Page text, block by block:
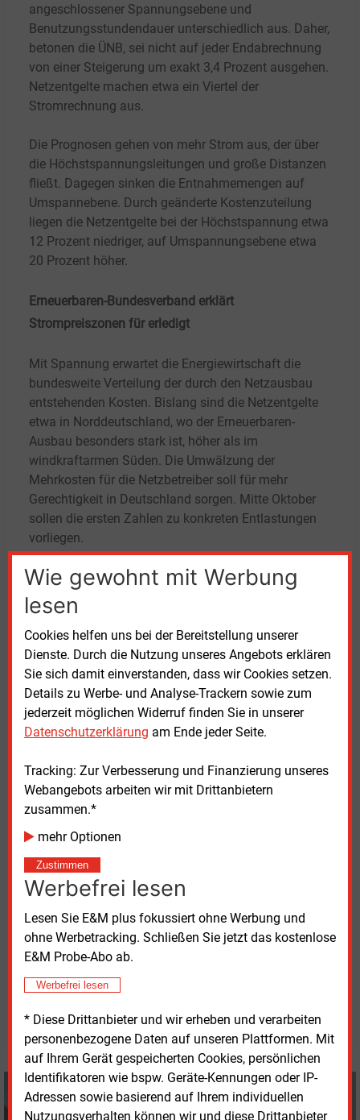
Wie gewohnt mit Werbung
lesen
Cookies helfen uns bei der Bereitstellung unserer
Dienste. Durch die Nutzung unseres Angebots erklären
Sie sich damit einverstanden, dass wir Cookies setzen.
Details zu Werbe- und Analyse-Trackern sowie zum
jederzeit möglichen Widerruf finden Sie in unserer
Datenschutzerklärung am Ende jeder Seite.
Tracking: Zur Verbesserung und Finanzierung unseres
Webangebots arbeiten wir mit Drittanbietern
zusammen.*
mehr Optionen
Zustimmen
Werbefrei lesen
Lesen Sie E&M plus fokussiert ohne Werbung und
ohne Werbetracking. Schließen Sie jetzt das kostenlose
E&M Probe-Abo ab.
Werbefrei lesen
* Diese Drittanbieter und wir erheben und verarbeiten
personenbezogene Daten auf unseren Plattformen. Mit
auf Ihrem Gerät gespeicherten Cookies, persönlichen
Identifikatoren wie bspw. Geräte-Kennungen oder IP-
Adressen sowie basierend auf Ihrem individuellen
Nutzungsverhalten können wir und diese Drittanbieter
angeschlossener Spannungsebene und
Benutzungsstundendauer unterschiedlich aus. Daher,
betonen die ÜNB, sei nicht auf jeder Endabrechnung
von einer Steigerung um exakt 3,4 Prozent ausgehen.
Netzentgelte machen etwa ein Viertel der
Stromrechnung aus.
Die Prognosen gehen von mehr Strom aus, der über
die Höchstspannungsleitungen und große Distanzen
fließt. Dagegen sinken die Entnahmemengen auf
Umspannebene. Durch geänderte Kostenzuteilung
liegen die Netzentgelte bei der Höchstspannung etwa
12 Prozent niedriger, auf Umspannungsebene etwa
20 Prozent höher.
Erneuerbaren-Bundesverband erklärt
Strompreiszonen für erledigt
Mit Spannung erwartet die Energiewirtschaft die
bundesweite Verteilung der durch den Netzausbau
entstehenden Kosten. Bislang sind die Netzentgelte
etwa in Norddeutschland, wo der Erneuerbaren-
Ausbau besonders stark ist, höher als im
windkraftarmen Süden. Die Umwälzung der
Mehrkosten für die Netzbetreiber soll für mehr
Gerechtigkeit in Deutschland sorgen. Mitte Oktober
sollen die ersten Zahlen zu konkreten Entlastungen
vorliegen.
Aufschläge für besondere Netznutzung bei allen
refinanzieren. Die ÜNB wollen diesen Aufschlag am
25. Oktober veröffentlichen. Start der Neuregelung
soll am 1. Januar 2025 sein. Vorgesehene Rabatte
für energieintensive Unternehmen, die ihre Produktion
flexibel an der Höhe der Stromkosten ausrichten,
haben zu teilweise deutlicher Kritik geführt.
Energie (BEE) an der Zeit, die Debatte um eine
Aufteilung der einheitlichen Strompreiszone
„endgültig ad acta zu legen“, so BEE-Geschäftsführer
Ausgleichsmaßnahmen im Netz (Redispatch) würden
nun um rund 9 Milliarden Euro sinken, so die
Prognose der ÜNB für die Jahre 2025 bis 2028.
von Strompreiszonen „abgeräumt“.
Volker Stephan
© 2026 Energie & Management GmbH
Volker Stephan
+49 (0) 8152 9311 0